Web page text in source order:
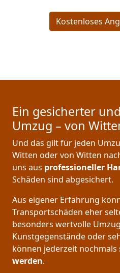
Kostenloses
Ein gesicherter
Umzug – von
Und das gilt für jeden
Witten oder von Witten
uns aus professioneller
Schäden sind abgesichert.
Aus eigener Erfahrung
Transportschäden eher
besonders wertvolle
Kunstgegenstände oder
können jederzeit nochmals
werden.